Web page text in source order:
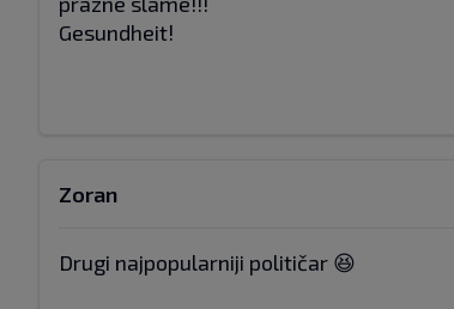
Gesundheit!
Zoran
Drugi najpopularniji političar 😆